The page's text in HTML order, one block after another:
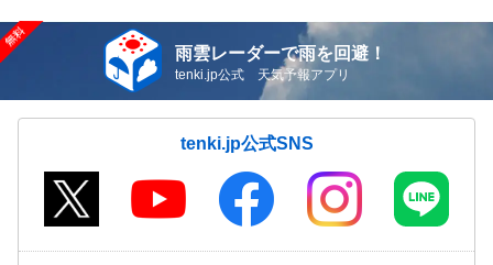
雨雲レーダーで雨を回避！
tenki.jp公式 天気予報アプリ
tenki.jp公式SNS